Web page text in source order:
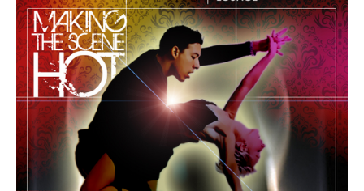
Shop
TuneTempo
+ Event hinzufügen